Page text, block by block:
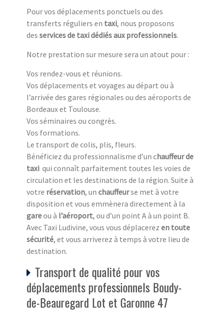
Pour vos déplacements ponctuels ou des
transferts réguliers en taxi, nous proposons
des services de taxi dédiés aux professionnels.
Notre prestation sur mesure sera un atout pour :
Vos rendez-vous et réunions.
Vos déplacements et voyages au départ ou à
l’arrivée des gares régionales ou des aéroports de
Bordeaux et Toulouse.
Vos séminaires ou congrès.
Vos formations.
Le transport de colis, plis, fleurs.
Bénéficiez du professionnalisme d’un chauffeur de
taxi qui connaît parfaitement toutes les voies de
circulation et les destinations de la région. Suite à
votre réservation, un chauffeurse met à votre
disposition et vous emmènera directement à la
gareou à l’aéroport, ou d’un point A à un point B.
Avec Taxi Ludivine, vous vous déplacerez en toute
sécurité, et vous arriverez à temps à votre lieu de
destination.
Transport de qualité pour vos
déplacements professionnels Boudy-
de-Beauregard Lot et Garonne 47